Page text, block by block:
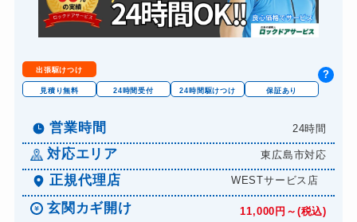
出張駆けつけ
見積り無料 24時間受付 24時間駆けつけ 保証あり
営業時間 24時間
対応エリア 東広島市対応
正規代理店 WESTサービス店
?
玄関カギ開け 11,000円～(税込)